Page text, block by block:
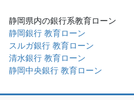
静岡県内の銀行系教育ローン
静岡銀行 教育ローン
スルガ銀行 教育ローン
清水銀行 教育ローン
静岡中央銀行 教育ローン